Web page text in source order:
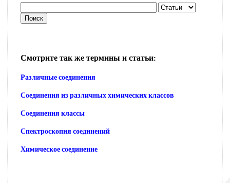
Смотрите так же термины и статьи:
Различные соединения
Соединения из различных химических классов
Соединения классы
Спектроскопия соединений
Химическое соединение